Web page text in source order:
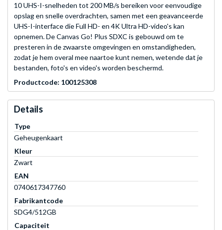
10 UHS-I-snelheden tot 200 MB/s bereiken voor eenvoudige
opslag en snelle overdrachten, samen met een geavanceerde
UHS-I-interface die Full HD- en 4K Ultra HD-video's kan
opnemen. De Canvas Go! Plus SDXC is gebouwd om te
presteren in de zwaarste omgevingen en omstandigheden,
zodat je hem overal mee naartoe kunt nemen, wetende dat je
bestanden, foto's en video's worden beschermd.
Productcode: 100125308
Details
Type
Geheugenkaart
Kleur
Zwart
EAN
0740617347760
Fabrikantcode
SDG4/512GB
Capaciteit